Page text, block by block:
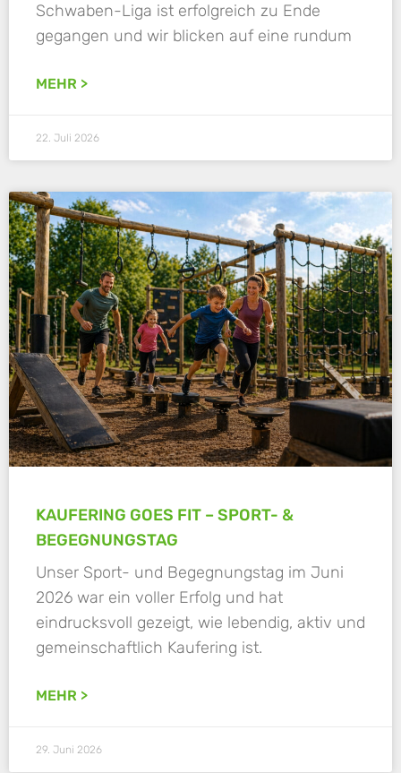
Schwaben-Liga ist erfolgreich zu Ende
gegangen und wir blicken auf eine rundum
MEHR >
22. Juli 2026
KAUFERING GOES FIT – SPORT- &
BEGEGNUNGSTAG
Unser Sport- und Begegnungstag im Juni
2026 war ein voller Erfolg und hat
eindrucksvoll gezeigt, wie lebendig, aktiv und
gemeinschaftlich Kaufering ist.
MEHR >
29. Juni 2026